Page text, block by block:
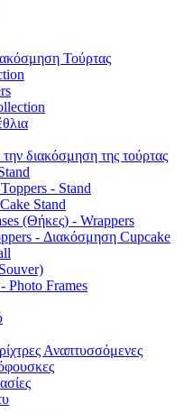
Τούρτας
την διακόσμηση της τούρτας
- Stand
Stand
(Θήκες) - Wrappers
- Διακόσμηση Cupcake
Photo Frames
Αναπτυσσόμενες